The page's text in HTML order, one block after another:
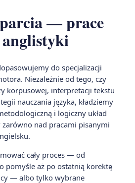
— prace
do specjalizacji
Niezależnie od tego, czy
korpusowej, interpretacji tekstu
nauczania języka, kładziemy
i logiczny układ
nad pracami pisanymi
cały proces — od
pomyśle aż po ostatnią korektę
— albo tylko wybrane